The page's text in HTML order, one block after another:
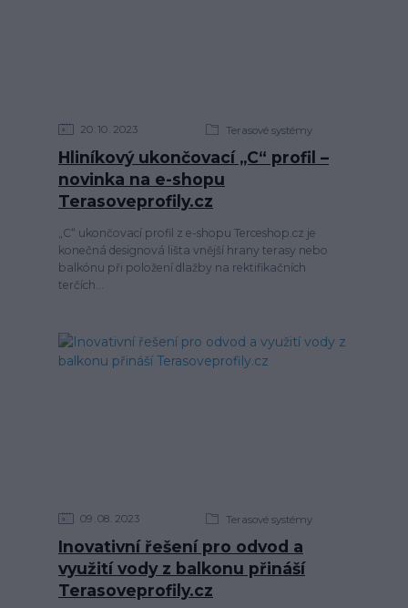
20 10 2023 Terasové systémy
Hliníkový ukončovací „C“ profil –
novinka na e-shopu
Terasoveprofily.cz
„C“ ukončovací profil z e-shopu Terceshop.cz je
konečná designová lišta vnější hrany terasy nebo
balkónu při položení dlažby na rektifikačních
terčích...
09 08 2023 Terasové systémy
Inovativní řešení pro odvod a
využití vody z balkonu přináší
Terasoveprofily.cz